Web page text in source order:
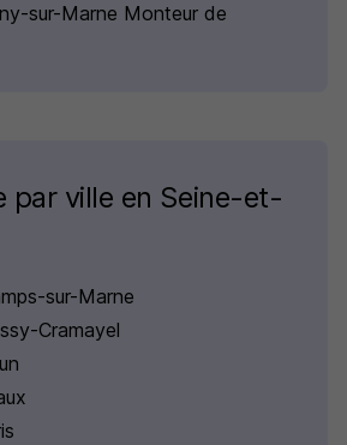
sur-Marne Monteur de
par ville en Seine-et-
sur-Marne
Cramayel